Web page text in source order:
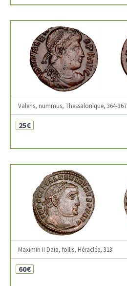
Valens, nummus, Thessalonique, 364-367
25€
Maximin II Daia, follis, Héraclée, 313
60€